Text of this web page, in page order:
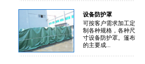
设备防护罩
可按客户需求加工定
制各种规格，各种尺
寸设备防护罩。篷布
的主要成...